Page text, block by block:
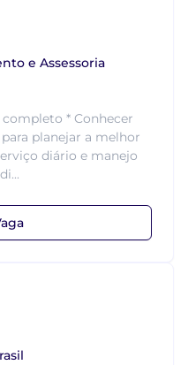
e Assessoria
* Conhecer
planejar a melhor
diário e manejo